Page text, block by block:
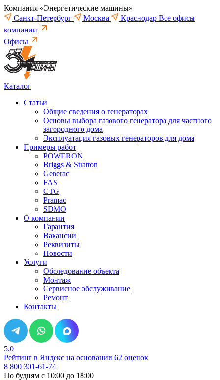
Компания «Энергетические машины»
Санкт-Петербург
Москва Краснодар Все офисы
компании
Офисы
Каталог
Статьи
Общие сведения о генераторах
Основы выбора газового генератора для частного
загородного дома
Эксплуатация газовых генераторов для дома
Примеры работ
POWERON
Briggs & Stratton
Generac
FAS
CTG
Pramac
SDMO
О компании
Гарантия
Вакансии
Реквизиты
Новости
Услуги
Обследование объекта
Монтаж
Сервисное обслуживание
Ремонт
Контакты
5,0
Рейтинг в Яндекс на основании 62 оценок
8 800 301-61-74
По будням с 10:00 до 18:00